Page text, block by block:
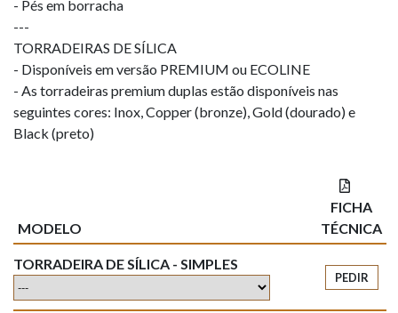
- Pés em borracha
---
TORRADEIRAS DE SÍLICA
- Disponíveis em versão PREMIUM ou ECOLINE
- As torradeiras premium duplas estão disponíveis nas
seguintes cores: Inox, Copper (bronze), Gold (dourado) e
Black (preto)
MODELO
FICHA
TÉCNICA
TORRADEIRA DE SÍLICA - SIMPLES
PEDIR